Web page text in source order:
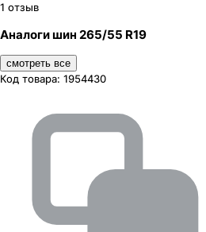
1 отзыв
Аналоги шин 265/55 R19
смотреть все
Код товара: 1954430